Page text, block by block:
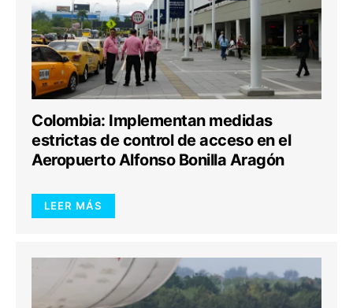
Colombia: Implementan medidas
estrictas de control de acceso en el
Aeropuerto Alfonso Bonilla Aragón
LEER MÁS